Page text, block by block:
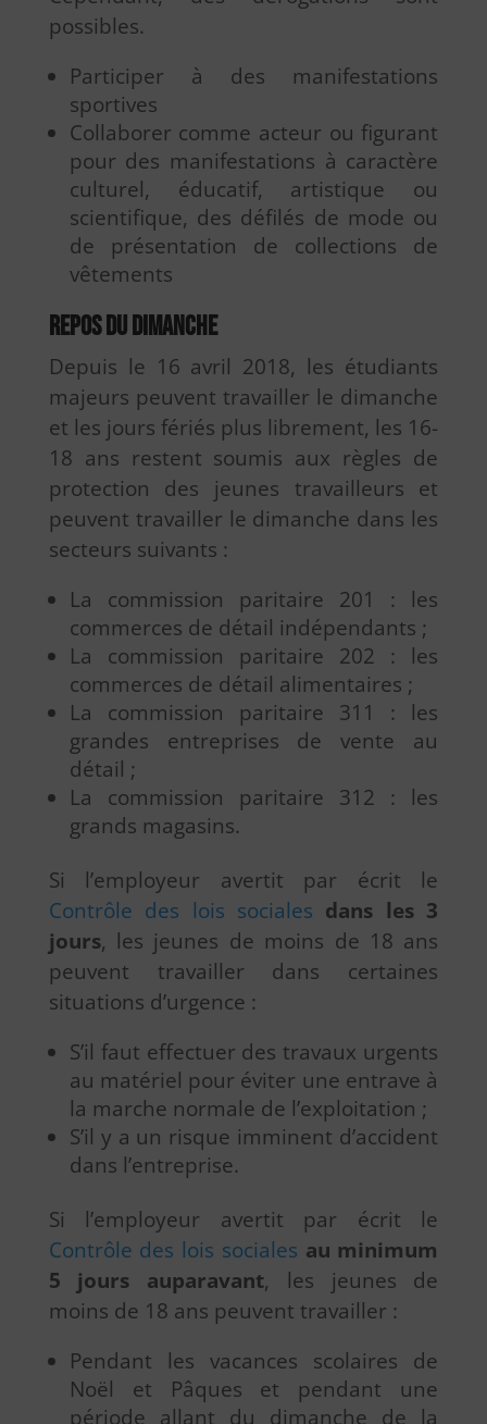
possibles.
Participer à des manifestations
sportives
Collaborer comme acteur ou figurant
pour des manifestations à caractère
culturel, éducatif, artistique ou
scientifique, des défilés de mode ou
de présentation de collections de
vêtements
Repos du dimanche
Depuis le 16 avril 2018, les étudiants
majeurs peuvent travailler le dimanche
et les jours fériés plus librement, les 16-
18 ans restent soumis aux règles de
protection des jeunes travailleurs et
peuvent travailler le dimanche dans les
secteurs suivants :
La commission paritaire 201 : les
commerces de détail indépendants ;
La commission paritaire 202 : les
commerces de détail alimentaires ;
La commission paritaire 311 : les
grandes entreprises de vente au
détail ;
La commission paritaire 312 : les
grands magasins.
Si l’employeur avertit par écrit le
Contrôle des lois sociales dans les 3
jours, les jeunes de moins de 18 ans
peuvent travailler dans certaines
situations d’urgence :
S’il faut effectuer des travaux urgents
au matériel pour éviter une entrave à
la marche normale de l’exploitation ;
S’il y a un risque imminent d’accident
dans l’entreprise.
Si l’employeur avertit par écrit le
Contrôle des lois sociales au minimum
5 jours auparavant, les jeunes de
moins de 18 ans peuvent travailler :
Pendant les vacances scolaires de
Noël et Pâques et pendant une
période allant du dimanche de la